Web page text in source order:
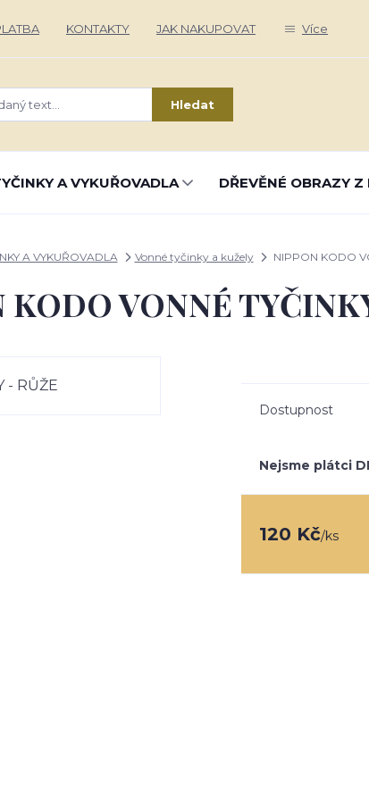
KONTAKTY JAK NAKUPOVAT Více
Hledat
A VYKUŘOVADLA DŘEVĚNÉ OBRAZY Z
A VYKUŘOVADLA Vonné tyčinky a kužely NIPPON KODO
KODO VONNÉ
Dostupnost
Nejsme plátci
120 Kč/ks